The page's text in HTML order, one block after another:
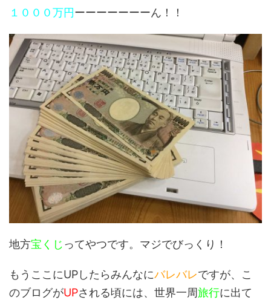
１０００万円ーーーーーーーん！！
地方宝くじってやつです。マジでびっくり！
もうここにUPしたらみんなにバレバレですが、こ
のブログがUPされる頃には、世界一周旅行に出て